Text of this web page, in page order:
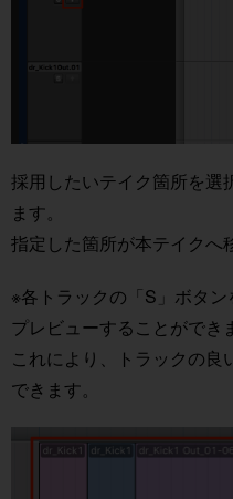
採用したいテイク箇所を選
ます。
指定した箇所が本テイクへ
※各トラックの「S」ボタ
プレビューすることができ
これにより、トラックの
できます。